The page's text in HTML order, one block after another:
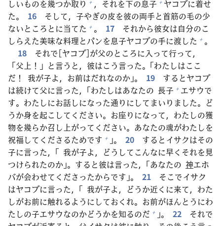
しいものを幾つか取り + ，それを下の息子 + ヤコブに着せ
た。
16 そして， 子やぎの皮を彼の両手と首筋の毛の少
ないところとに当てた + 。 17 それから彼女は自分のこ
しらえた美味な料理とパンを息子ヤコブの手に渡した + 。
18
それで[ヤコブ]が父のところに入って行って，
「父 上 ！」と言うと， 彼はこう言った。「わたしはここ
だ！ 我が子よ，お前はだれなのか」。 19
するとヤコブ
は続けて父に言った，「わたしはあなたの 長子 + エサウで
す。わたしにお話しになった通りにしてまいりました。ど
うか身を起こしてください。お座りになって，わたしの獲
物を幾らか召 し 上がってください。あなたの魂がわたしを
祝福してくださるためです + 」。 20
するとイサクはその
子に言った，「 我が子よ，どうしてこんなに早くそれを 見
つけられたのか」。すると彼は言った，「あなたの 神エホ
バが会わせてくださったからです」。 21
そこでイサク
はヤコブに言った，「 我が子よ，どうか近くに来て，わた
しがお前に触れるようにしておくれ。お前がほんとうにわ
たしの子エサウなのかどうかを知るのだ + 」。 22
それで